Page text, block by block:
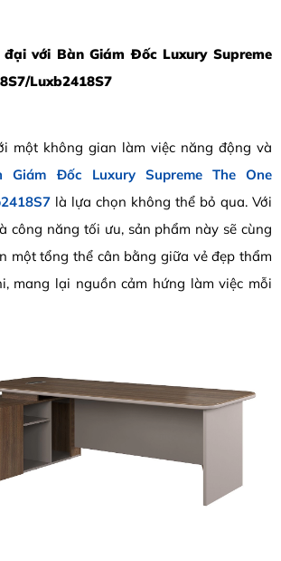
đại với Bàn Giám Đốc Luxury Supreme
Luxb2418S7
một không gian làm việc năng động và
Giám Đốc Luxury Supreme The One
là lựa chọn không thể bỏ qua. Với
công năng tối ưu, sản phẩm này sẽ cùng
một tổng thể cân bằng giữa vẻ đẹp thẩm
mang lại nguồn cảm hứng làm việc mỗi